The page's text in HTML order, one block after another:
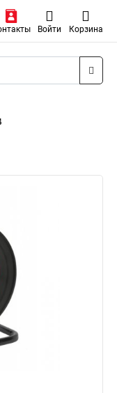
Войти Корзина